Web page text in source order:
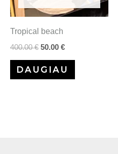
Tropical beach
400.00€ 50.00 €
DAUGIAU